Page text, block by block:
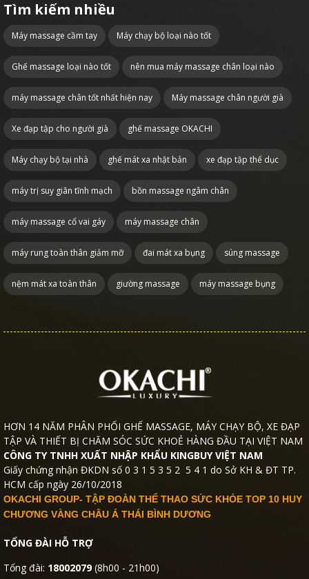
Tìm kiếm nhiều
Máy massage cầm tay Máy chạy bộ loại nào tốt
Ghế massage loại nào tốt nên mua máy massage chân loại nào
máy massage chân tốt nhất hiện nay Máy massage chân người già
Xe đạp tập cho người già ghế massage OKACHI
Máy chạy bộ tại nhà ghế mát xa nhật bản xe đạp tập thể dục
máy trị suy giãn tĩnh mạch bồn massage ngâm chân
máy massage cổ vai gáy máy massage chân
máy rung toàn thân giảm mỡ đai mát xa bụng súng massage
nệm mát xa toàn thân giường massage máy massage bụng
HƠN 14 NĂM PHÂN PHỐI GHẾ MASSAGE, MÁY CHẠY BỘ, XE ĐẠP
TẬP VÀ THIẾT BỊ CHĂM SÓC SỨC KHOẺ HÀNG ĐẦU TẠI VIỆT NAM
CÔNG TY TNHH XUẤT NHẬP KHẨU KINGBUY VIỆT NAM
Giấy chứng nhận ĐKDN số 0 3 1 5 3 5 2 5 4 1 do Sở KH & ĐT TP.
HCM cấp ngày 26/10/2018
OKACHI GROUP- TẬP ĐOÀN THỂ THAO SỨC KHỎE TOP 10 HUY
CHƯƠNG VÀNG CHÂU Á THÁI BÌNH DƯƠNG
TỔNG ĐÀI HỖ TRỢ
Tổng đài: 18002079(8h00 - 21h00)